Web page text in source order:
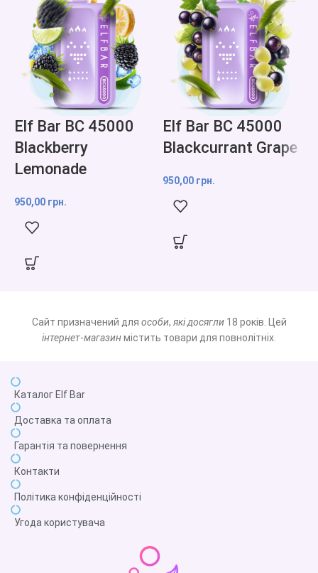
Elf Bar BC 45000
Blackberry
Lemonade
950,00 грн.
Elf Bar BC 45000
Blackcurrant Grape
950,00 грн.
Сайт призначений для особи, які досягли18 років. Цей
інтернет-магазинмістить товари для повнолітніх.
Каталог Elf Bar
Доставка та оплата
Гарантія та повернення
Контакти
Політика конфіденційності
Угода користувача